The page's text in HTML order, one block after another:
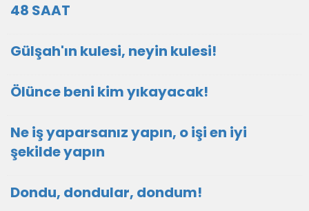
48 SAAT
Gülşah'ın kulesi, neyin kulesi!
Ölünce beni kim yıkayacak!
Ne iş yaparsanız yapın, o işi en iyi
şekilde yapın
Dondu, dondular, dondum!